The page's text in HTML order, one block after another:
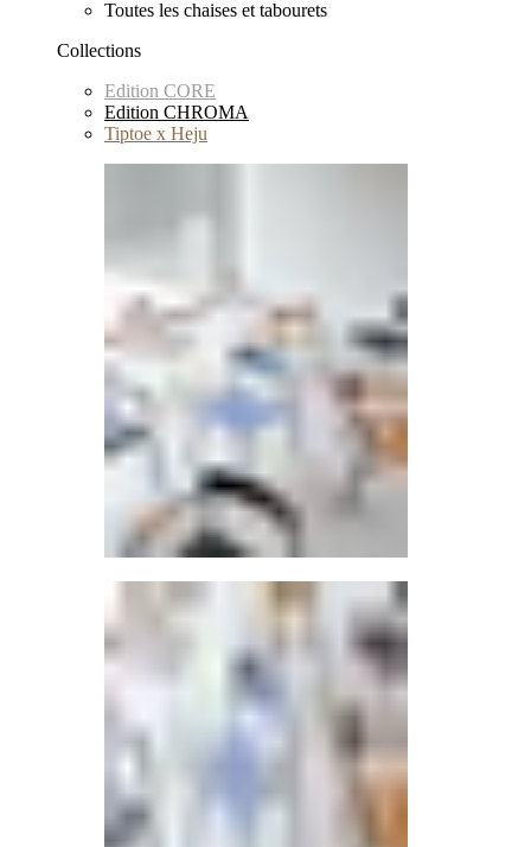
Toutes les chaises et tabourets
Collections
Edition CORE
Edition CHROMA
Tiptoe x Heju